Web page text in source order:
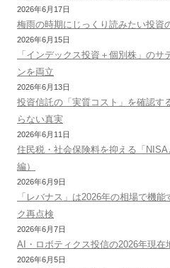
2026年6月17日
梅雨の時期にじっくり読みたい投資
2026年6月15日
「インデックス投資＋個別株」の
ンを両立
2026年6月13日
投資信託の「実質コスト」を確認す
らない真実
2026年6月11日
住民税・社会保険料を抑える「
編）
2026年6月9日
「レバナス」は2026年の相場で機
ク再点検
2026年6月7日
AI・ロボティクス投信の2026年現
2026年6月5日